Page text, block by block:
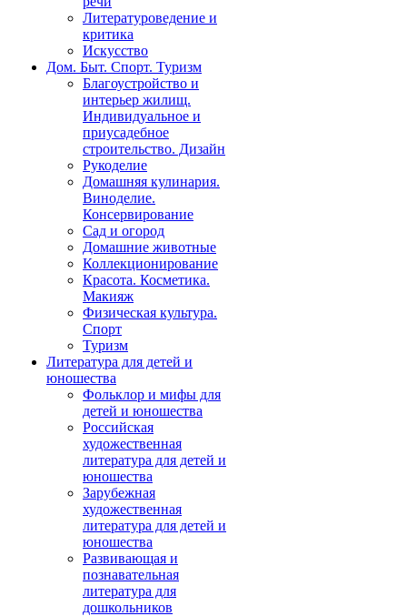
Литературоведение и
критика
Искусство
Дом. Быт. Спорт. Туризм
Благоустройство и
интерьер жилищ.
Индивидуальное и
приусадебное
строительство. Дизайн
Рукоделие
Домашняя кулинария.
Виноделие.
Консервирование
Сад и огород
Домашние животные
Коллекционирование
Красота. Косметика.
Макияж
Физическая культура.
Спорт
Туризм
Литература для детей и
юношества
Фольклор и мифы для
детей и юношества
Российская
художественная
литература для детей и
юношества
Зарубежная
художественная
литература для детей и
юношества
Развивающая и
познавательная
литература для
дошкольников